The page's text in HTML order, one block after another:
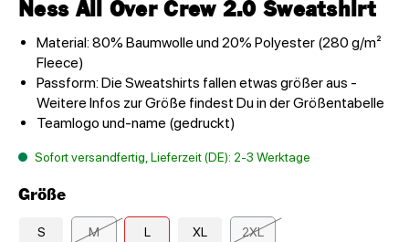
Ness All Over Crew 2.0 Sweatshirt
Material: 80% Baumwolle und 20% Polyester (280 g/m²
Fleece)
Passform: Die Sweatshirts fallen etwas größer aus -
Weitere Infos zur Größe findest Du in der Größentabelle
Teamlogo und-name (gedruckt)
Sofort versandfertig, Lieferzeit (DE): 2-3 Werktage
Größe
S M L XL 2XL